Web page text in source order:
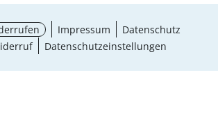
Impressum
Datenschutz
Datenschutzeinstellungen